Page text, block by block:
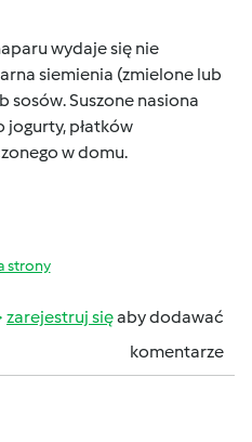
wydaje się nie
siemienia (zmielone lub
sosów. Suszone nasiona
jogurty, płatków
w domu.
strony
zarejestruj sięaby dodawać
komentarze